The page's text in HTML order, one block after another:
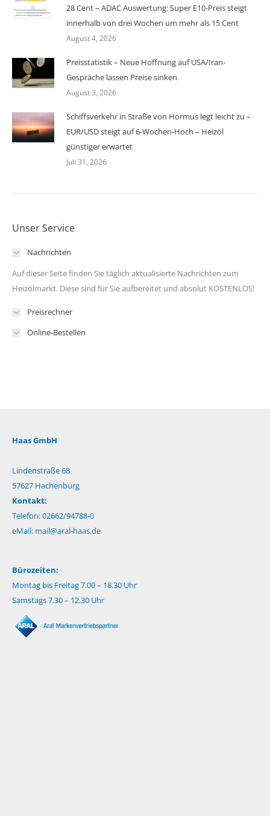
28 Cent – ADAC Auswertung: Super E10-Preis steigt
innerhalb von drei Wochen um mehr als 15 Cent
August 4, 2026
Preisstatistik – Neue Hoffnung auf USA/Iran-
Gespräche lassen Preise sinken
August 3, 2026
Schiffsverkehr in Straße von Hormus legt leicht zu –
EUR/USD steigt auf 6-Wochen-Hoch – Heizöl
günstiger erwartet
Juli 31, 2026
Unser Service
Nachrichten
Auf dieser Seite finden Sie täglich aktualisierte Nachrichten zum
Heizölmarkt. Diese sind für Sie aufbereitet und absolut KOSTENLOS!
Preisrechner
Online-Bestellen
Haas GmbH
Lindenstraße 68
57627 Hachenburg
Kontakt:
Telefon: 02662/94788-0
eMail: mail@aral-haas.de
Bürozeiten:
Montag bis Freitag 7.00 – 18.30 Uhr
Samstags 7.30 – 12.30 Uhr